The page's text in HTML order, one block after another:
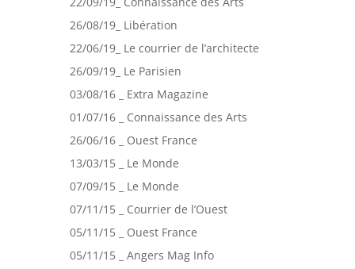
26/08/19_ Libération
22/06/19_ Le courrier de l’architecte
26/09/19_ Le Parisien
03/08/16 _ Extra Magazine
01/07/16 _ Connaissance des Arts
26/06/16 _ Ouest France
13/03/15 _ Le Monde
07/09/15 _ Le Monde
07/11/15 _ Courrier de l’Ouest
05/11/15 _ Ouest France
05/11/15 _ Angers Mag Info